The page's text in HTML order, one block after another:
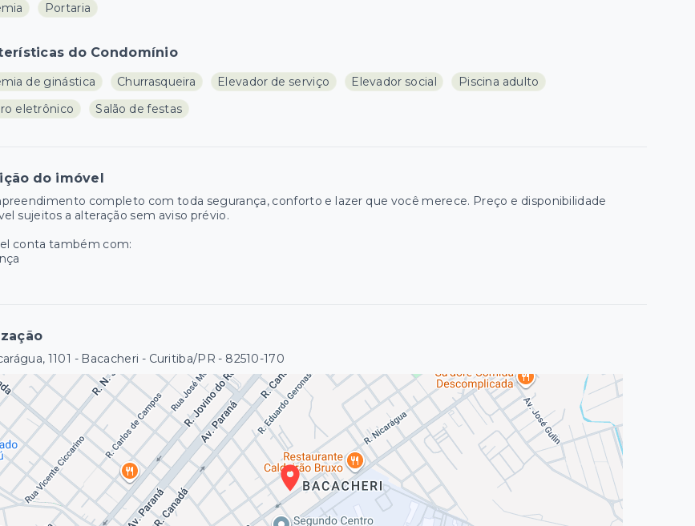
Portaria
do Condomínio
de ginástica Churrasqueira Elevador de serviço Elevador social
Piscina adulto
eletrônico
Salão de festas
do imóvel
completo com toda segurança, conforto e lazer que você merece. Preço e disponibilidade
sujeitos a alteração sem aviso prévio.
conta também com:
1101 - Bacacheri - Curitiba/PR - 82510-170